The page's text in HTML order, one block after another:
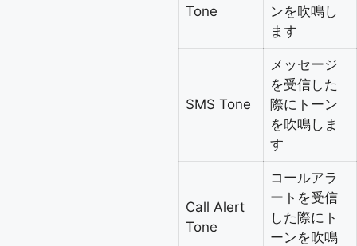
Tone
ンを吹鳴し
ます
SMS Tone
メッセージ
を受信した
際にトーン
を吹鳴しま
す
Call Alert
Tone
コールアラ
ートを受信
した際にト
ーンを吹鳴